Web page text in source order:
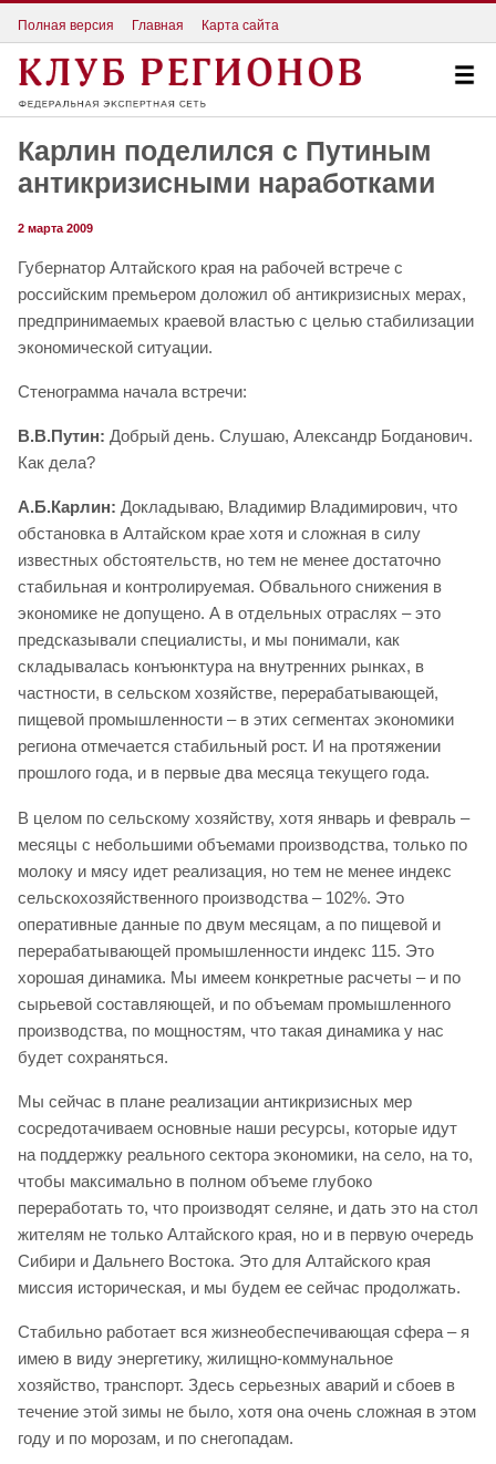
Полная версия Главная Карта сайта
Карлин поделился с Путиным
антикризисными наработками
2 марта 2009
Губернатор Алтайского края на рабочей встрече с
российским премьером доложил об антикризисных мерах,
предпринимаемых краевой властью с целью стабилизации
экономической ситуации.
Стенограмма начала встречи:
В.В.Путин: Добрый день. Слушаю, Александр Богданович.
Как дела?
А.Б.Карлин: Докладываю, Владимир Владимирович, что
обстановка в Алтайском крае хотя и сложная в силу
известных обстоятельств, но тем не менее достаточно
стабильная и контролируемая. Обвального снижения в
экономике не допущено. А в отдельных отраслях – это
предсказывали специалисты, и мы понимали, как
складывалась конъюнктура на внутренних рынках, в
частности, в сельском хозяйстве, перерабатывающей,
пищевой промышленности – в этих сегментах экономики
региона отмечается стабильный рост. И на протяжении
прошлого года, и в первые два месяца текущего года.
В целом по сельскому хозяйству, хотя январь и февраль –
месяцы с небольшими объемами производства, только по
молоку и мясу идет реализация, но тем не менее индекс
сельскохозяйственного производства – 102%. Это
оперативные данные по двум месяцам, а по пищевой и
перерабатывающей промышленности индекс 115. Это
хорошая динамика. Мы имеем конкретные расчеты – и по
сырьевой составляющей, и по объемам промышленного
производства, по мощностям, что такая динамика у нас
будет сохраняться.
Мы сейчас в плане реализации антикризисных мер
сосредотачиваем основные наши ресурсы, которые идут
на поддержку реального сектора экономики, на село, на то,
чтобы максимально в полном объеме глубоко
переработать то, что производят селяне, и дать это на стол
жителям не только Алтайского края, но и в первую очередь
Сибири и Дальнего Востока. Это для Алтайского края
миссия историческая, и мы будем ее сейчас продолжать.
Стабильно работает вся жизнеобеспечивающая сфера – я
имею в виду энергетику, жилищно-коммунальное
хозяйство, транспорт. Здесь серьезных аварий и сбоев в
течение этой зимы не было, хотя она очень сложная в этом
году и по морозам, и по снегопадам.